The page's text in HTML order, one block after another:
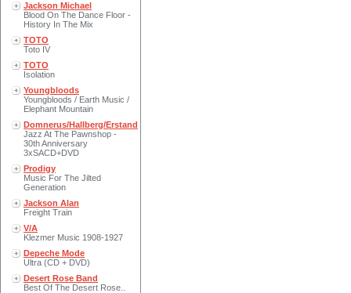
Jackson Michael
Blood On The Dance Floor -
History In The Mix
TOTO
Toto IV
TOTO
Isolation
Youngbloods
Youngbloods / Earth Music /
Elephant Mountain
Domnerus/Hallberg/Erstand
Jazz At The Pawnshop -
30th Anniversary
3xSACD+DVD
Prodigy
Music For The Jilted
Generation
Jackson Alan
Freight Train
V/A
Klezmer Music 1908-1927
Depeche Mode
Ultra (CD + DVD)
Desert Rose Band
Best Of The Desert Rose..